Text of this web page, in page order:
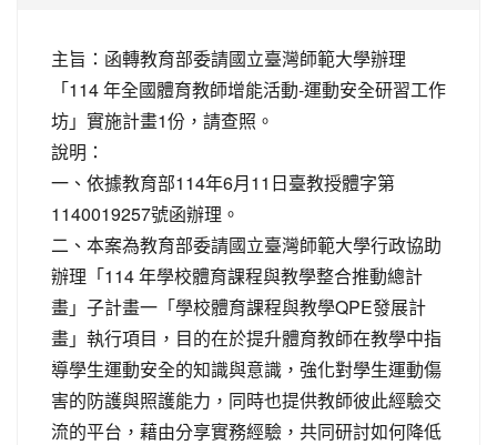
主旨：函轉教育部委請國立臺灣師範大學辦理
「114 年全國體育教師增能活動-運動安全研習工作
坊」實施計畫1份，請查照。
說明：
一、依據教育部114年6月11日臺教授體字第
1140019257號函辦理。
二、本案為教育部委請國立臺灣師範大學行政協助
辦理「114 年學校體育課程與教學整合推動總計
畫」子計畫一「學校體育課程與教學QPE發展計
畫」執行項目，目的在於提升體育教師在教學中指
導學生運動安全的知識與意識，強化對學生運動傷
害的防護與照護能力，同時也提供教師彼此經驗交
流的平台，藉由分享實務經驗，共同研討如何降低